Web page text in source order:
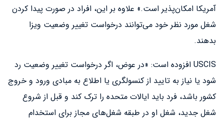
آمریکا امکان‌پذیر است.» علاوه بر این، افراد در صورت پیدا کردن
شغل مورد نظر خود می‌توانند درخواست تغییر وضعیت ویزا
بدهند.
USCIS افزوده است: «در عوض، اگر درخواست تغییر وضعیت رد
شود یا نیاز به تایید از کنسولگری یا اطلاع به مبادی ورود و خروج
کشور باشد، فرد باید ایالات متحده را ترک کند و قبل از شروع
شغل جدید، شغل او در طبقه شغل‌های مجاز برای استخدام